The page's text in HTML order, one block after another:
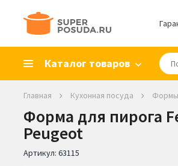
Каталог товаров
Главная Кухонная посуда Формы
Форма для пирога
Peugeot
Артикул: 63115